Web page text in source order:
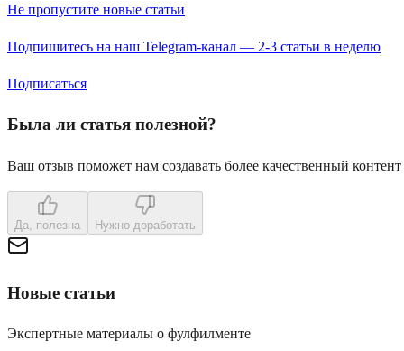
Не пропустите новые статьи
Подпишитесь на наш Telegram-канал — 2-3 статьи в неделю
Подписаться
Была ли статья полезной?
Ваш отзыв поможет нам создавать более качественный контент
Да, полезна Нужно доработать
Новые статьи
Экспертные материалы о фулфилменте